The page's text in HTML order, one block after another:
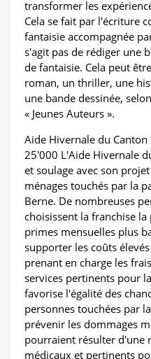
transformer les
Cela se fait par l'écriture
fantaisie accompagnée
s'agit pas de rédiger une
de fantaisie. Cela peut
roman, un thriller, une
une bande dessinée,
« Jeunes Auteurs ».
Aide Hivernale du Canton
25'000 L'Aide Hivernale
et soulage avec son
ménages touchés par la
Berne. De nombreuses
choisissent la franchise
primes mensuelles plus
supporter les coûts
prenant en charge les
services pertinents pour
favorise l'égalité des
personnes touchées par
prévenir les dommages
pourraient résulter d'une
médicaux et pertinents